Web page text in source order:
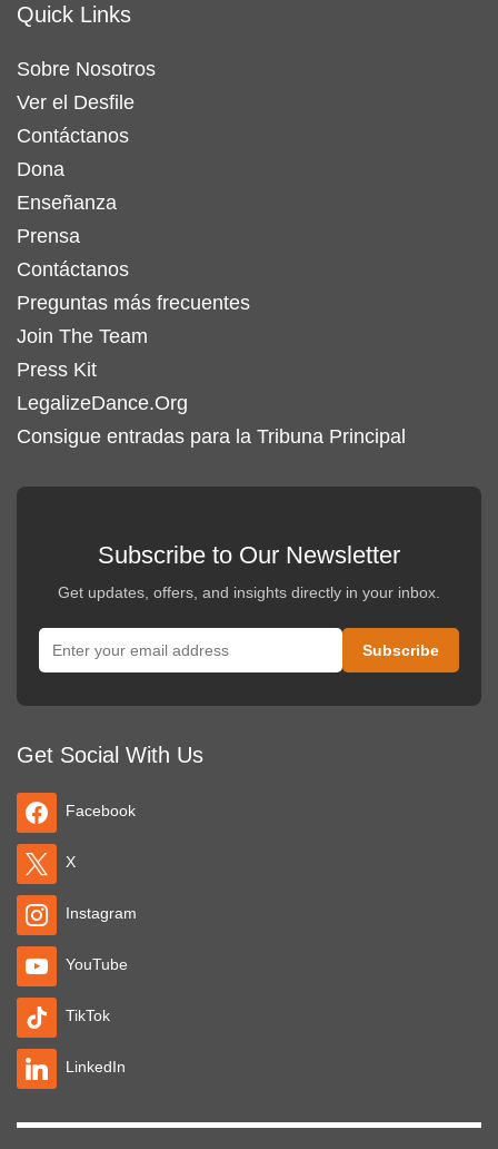
múltiples
Las
opciones
se
pueden
elegir
página
de
producto
Quick Links
Sobre Nosotros
Ver el Desfile
Contáctanos
Dona
Enseñanza
Prensa
Contáctanos
Preguntas más frecuentes
Join The Team
Press Kit
LegalizeDance.Org
Consigue entradas para la Tribuna Principal
Subscribe to Our Newsletter
Get updates, offers, and insights directly in your inbox.
Get Social With Us
Facebook
X
Instagram
YouTube
TikTok
LinkedIn